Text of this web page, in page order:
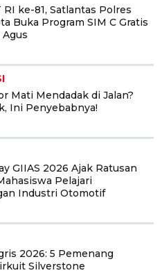
ke-81, Satlantas Polres
Buka Program SIM C Gratis
Mati Mendadak di Jalan?
Ini Penyebabnya!
GIIAS 2026 Ajak Ratusan
Pelajari
Industri Otomotif
2026: 5 Pemenang
Silverstone